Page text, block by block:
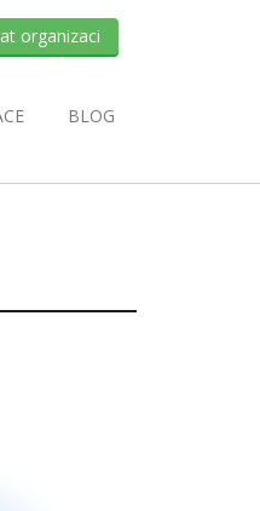
organizaci
BLOG